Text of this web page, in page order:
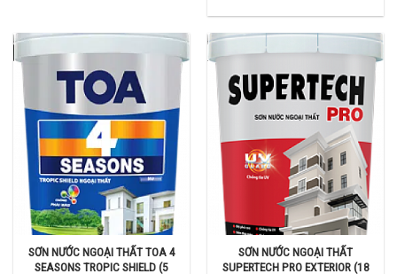
SƠN NƯỚC NGOẠI THẤT TOA 4
SEASONS TROPIC SHIELD (5
SƠN NƯỚC NGOẠI THẤT
SUPERTECH PRO EXTERIOR (18